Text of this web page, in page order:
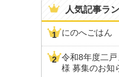
人気記事ラ
にのへごはん
令和8年度二
様 募集のお知